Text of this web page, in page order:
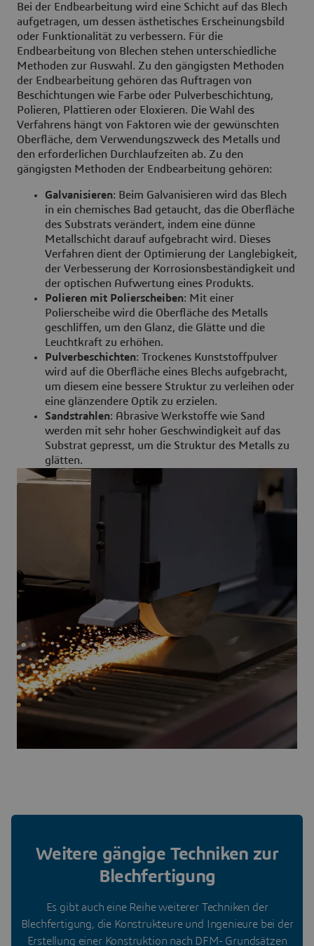
Bei der Endbearbeitung wird eine Schicht auf das Blech
aufgetragen, um dessen ästhetisches Erscheinungsbild
oder Funktionalität zu verbessern. Für die
Endbearbeitung von Blechen stehen unterschiedliche
Methoden zur Auswahl. Zu den gängigsten Methoden
der Endbearbeitung gehören das Auftragen von
Beschichtungen wie Farbe oder Pulverbeschichtung,
Polieren, Plattieren oder Eloxieren. Die Wahl des
Verfahrens hängt von Faktoren wie der gewünschten
Oberfläche, dem Verwendungszweck des Metalls und
den erforderlichen Durchlaufzeiten ab. Zu den
gängigsten Methoden der Endbearbeitung gehören:
Galvanisieren: Beim Galvanisieren wird das Blech
in ein chemisches Bad getaucht, das die Oberfläche
des Substrats verändert, indem eine dünne
Metallschicht darauf aufgebracht wird. Dieses
Verfahren dient der Optimierung der Langlebigkeit,
der Verbesserung der Korrosionsbeständigkeit und
der optischen Aufwertung eines Produkts.
Polieren mit Polierscheiben: Mit einer
Polierscheibe wird die Oberfläche des Metalls
geschliffen, um den Glanz, die Glätte und die
Leuchtkraft zu erhöhen.
Pulverbeschichten: Trockenes Kunststoffpulver
wird auf die Oberfläche eines Blechs aufgebracht,
um diesem eine bessere Struktur zu verleihen oder
eine glänzendere Optik zu erzielen.
Sandstrahlen: Abrasive Werkstoffe wie Sand
werden mit sehr hoher Geschwindigkeit auf das
Substrat gepresst, um die Struktur des Metalls zu
glätten.
Weitere gängige Techniken zur
Blechfertigung
Es gibt auch eine Reihe weiterer Techniken der
Blechfertigung, die Konstrukteure und Ingenieure bei der
Erstellung einer Konstruktion nach DFM- Grundsätzen